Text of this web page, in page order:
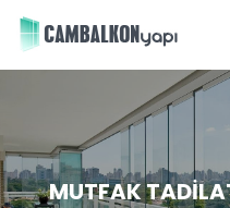
Skip
MUTFAK